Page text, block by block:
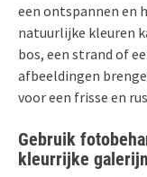
een ontspannen en
natuurlijke kleuren
bos, een strand of
afbeeldingen
voor een frisse en
Gebruik
kleurrijke